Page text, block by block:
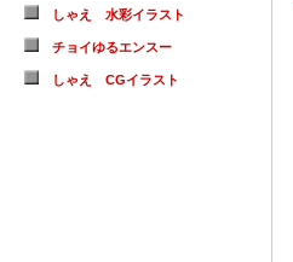
しゃえ 水彩イラスト
チョイゆるエンスー
しゃえ CGイラスト